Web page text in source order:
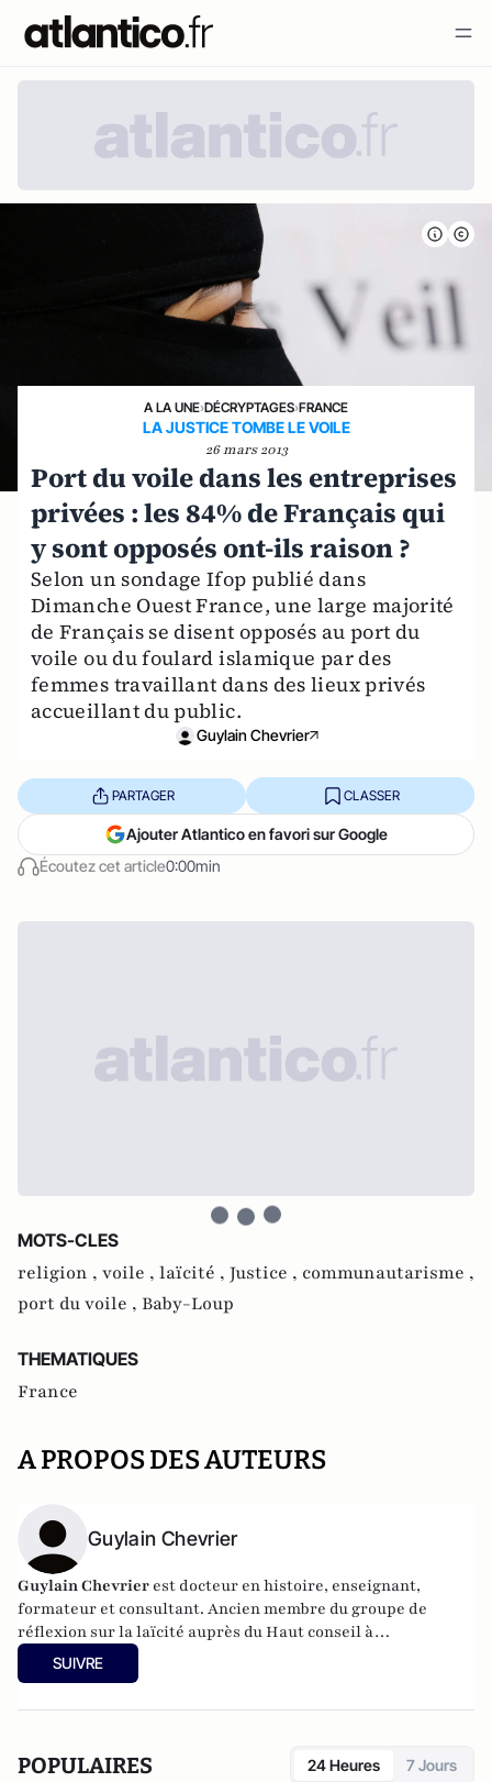
A LA UNE›DÉCRYPTAGES›FRANCE
LA JUSTICE TOMBE LE VOILE
26 mars 2013
Port du voile dans les entreprises
privées : les 84% de Français qui
y sont opposés ont-ils raison ?
Selon un sondage Ifop publié dans
Dimanche Ouest France, une large majorité
de Français se disent opposés au port du
voile ou du foulard islamique par des
femmes travaillant dans des lieux privés
accueillant du public.
Guylain Chevrier
Écoutez cet article0:00min
PARTAGER CLASSER
Ajouter Atlantico en favori sur Google
MOTS-CLES
religion , voile , laïcité , Justice , communautarisme ,
port du voile , Baby-Loup
THEMATIQUES
France
A PROPOS DES AUTEURS
Guylain Chevrier
Guylain Chevrier est docteur en histoire, enseignant,
formateur et consultant. Ancien membre du groupe de
réflexion sur la laïcité auprès du Haut conseil à
l’intégration. Dernier ouvrage :
travail social,L’Harmattan, sous la direction de Guylain
SUIVRE
POPULAIRES 24 Heures 7 Jours